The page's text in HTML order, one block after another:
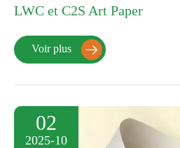
LWC et C2S Art Paper
Voir plus 
02
2025-10